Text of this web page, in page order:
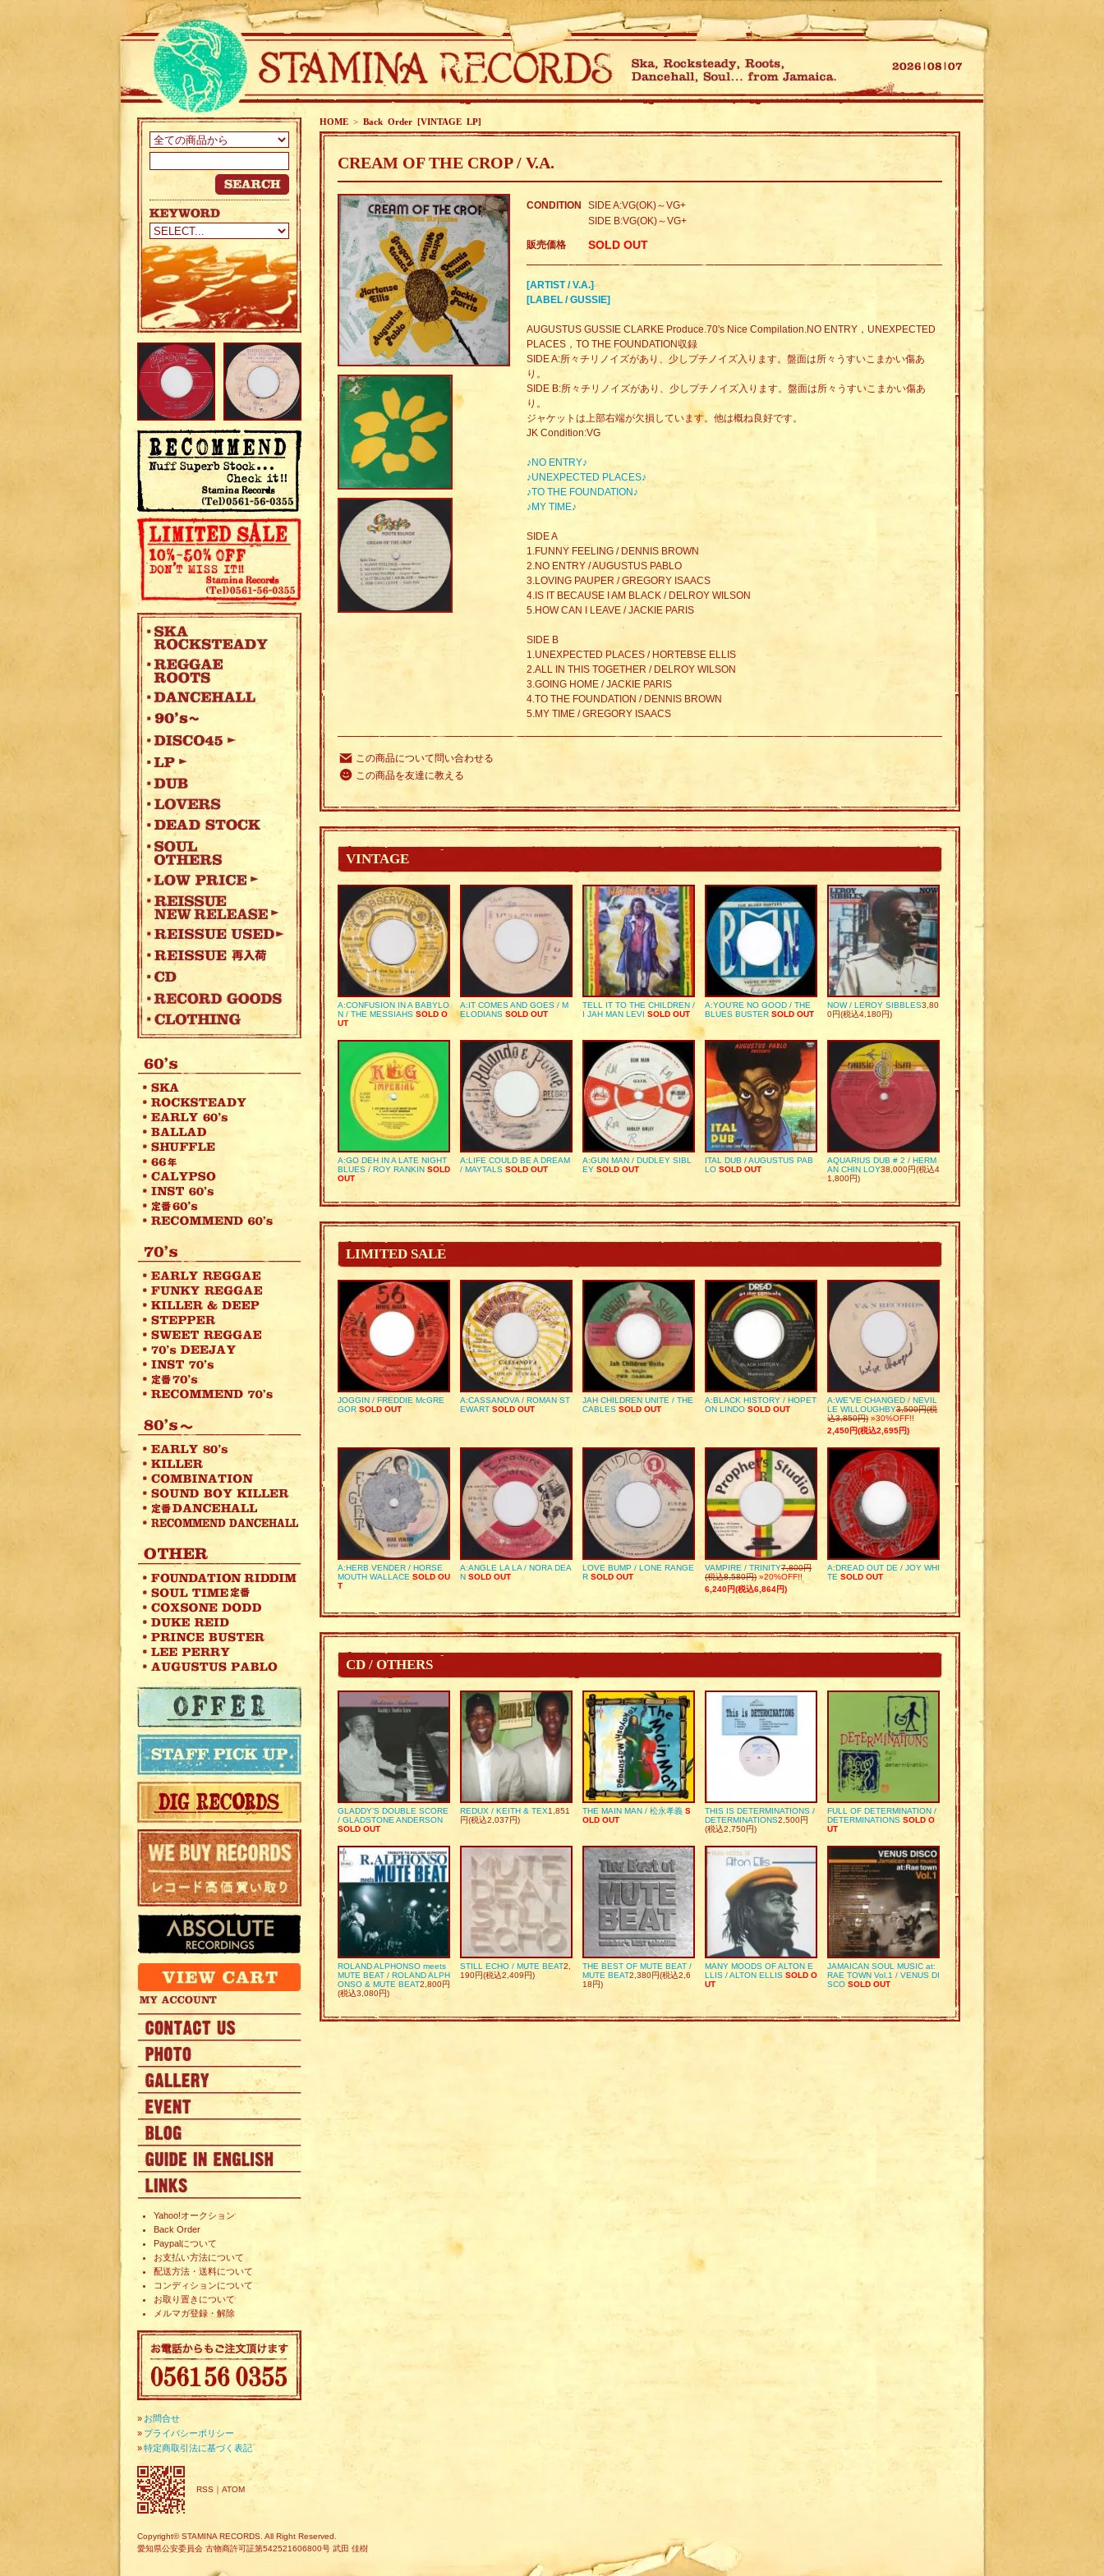
Yahoo!オークション
Back Order
Paypalについて
お支払い方法について
配送方法・送料について
コンディションについて
お取り置きについて
メルマガ登録・解除
» お問合せ
» プライバシーポリシー
»特定商取引法に基づく表記
RSS ｜ ATOM
HOME > Back Order [VINTAGE LP]
CREAM OF THE CROP / V.A.
CONDITION
SIDE A:VG(OK)～VG+
SIDE B:VG(OK)～VG+
販売価格 SOLD OUT
[ARTIST / V.A.]
[LABEL / GUSSIE]
AUGUSTUS GUSSIE CLARKE Produce.70's Nice Compilation.NO ENTRY，UNEXPECTED
PLACES，TO THE FOUNDATION収録
SIDE A:所々チリノイズがあり、少しプチノイズ入ります。盤面は所々うすいこまかい傷あ
り。
SIDE B:所々チリノイズがあり、少しプチノイズ入ります。盤面は所々うすいこまかい傷あ
り。
ジャケットは上部右端が欠損しています。他は概ね良好です。
JK Condition:VG
♪NO ENTRY♪
♪UNEXPECTED PLACES♪
♪TO THE FOUNDATION♪
♪MY TIME♪
SIDE A
1.FUNNY FEELING / DENNIS BROWN
2.NO ENTRY / AUGUSTUS PABLO
3.LOVING PAUPER / GREGORY ISAACS
4.IS IT BECAUSE I AM BLACK / DELROY WILSON
5.HOW CAN I LEAVE / JACKIE PARIS
SIDE B
1.UNEXPECTED PLACES / HORTEBSE ELLIS
2.ALL IN THIS TOGETHER / DELROY WILSON
3.GOING HOME / JACKIE PARIS
4.TO THE FOUNDATION / DENNIS BROWN
5.MY TIME / GREGORY ISAACS
この商品について問い合わせる
この商品を友達に教える
VINTAGE
A:CONFUSION IN A BABYLO
N / THE MESSIAHS SOLD O
UT
A:IT COMES AND GOES / M
ELODIANS SOLD OUT
TELL IT TO THE CHILDREN /
I JAH MAN LEVI SOLD OUT
A:YOU’RE NO GOOD / THE
BLUES BUSTER SOLD OUT
NOW / LEROY SIBBLES3,80
0円(税込4,180円)
A:GO DEH IN A LATE NIGHT
BLUES / ROY RANKIN SOLD
OUT
A:LIFE COULD BE A DREAM
/ MAYTALS SOLD OUT
A:GUN MAN / DUDLEY SIBL
EY SOLD OUT
ITAL DUB / AUGUSTUS PAB
LO SOLD OUT
AQUARIUS DUB # 2 / HERM
AN CHIN LOY38,000円(税込4
1,800円)
LIMITED SALE
JOGGIN / FREDDIE McGRE
GOR SOLD OUT
A:CASSANOVA / ROMAN ST
EWART SOLD OUT
JAH CHILDREN UNITE / THE
CABLES SOLD OUT
A:BLACK HISTORY / HOPET
ON LINDO SOLD OUT
A:WE’VE CHANGED / NEVIL
LE WILLOUGHBY3,500円(税
込3,850円) »30%OFF!!
2,450円(税込2,695円)
A:HERB VENDER / HORSE
MOUTH WALLACE SOLD OU
T
A:ANGLE LA LA / NORA DEA
N SOLD OUT
LOVE BUMP / LONE RANGE
R SOLD OUT
VAMPIRE / TRINITY7,800円
(税込8,580円) »20%OFF!!
6,240円(税込6,864円)
A:DREAD OUT DE / JOY WHI
TE SOLD OUT
CD / OTHERS
GLADDY’S DOUBLE SCORE
/ GLADSTONE ANDERSON
SOLD OUT
REDUX / KEITH & TEX1,851
円(税込2,037円)
THE MAIN MAN / 松永孝義 S
OLD OUT
THIS IS DETERMINATIONS /
DETERMINATIONS2,500円
(税込2,750円)
FULL OF DETERMINATION /
DETERMINATIONS SOLD O
UT
ROLAND ALPHONSO meets
MUTE BEAT / ROLAND ALPH
ONSO & MUTE BEAT2,800円
(税込3,080円)
STILL ECHO / MUTE BEAT2,
190円(税込2,409円)
THE BEST OF MUTE BEAT /
MUTE BEAT2,380円(税込2,6
18円)
MANY MOODS OF ALTON E
LLIS / ALTON ELLIS SOLD O
UT
JAMAICAN SOUL MUSIC at:
RAE TOWN Vol.1 / VENUS DI
SCO SOLD OUT
Copyright© STAMINA RECORDS. All Right Reserved.
愛知県公安委員会 古物商許可証第542521606800号 武田 佳樹